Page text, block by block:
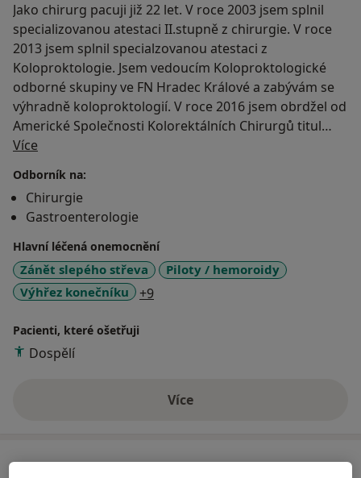
Jako chirurg pacuji již 22 let. V roce 2003 jsem splnil
specializovanou atestaci II.stupně z chirurgie. V roce
2013 jsem splnil specialzovanou atestaci z
Koloproktologie. Jsem vedoucím Koloproktologické
odborné skupiny ve FN Hradec Králové a zabývám se
výhradně koloproktologií. V roce 2016 jsem obrdžel od
Americké Společnosti Kolorektálních Chirurgů titul
International fellow (FASCRS)
Více
Odborník na:
Chirurgie
Gastroenterologie
Hlavní léčená onemocnění
Zánět slepého střeva
Piloty / hemoroidy
Výhřez konečníku
+9a11y_sr_more_diseases
Pacienti, které ošetřuji
Dospělí
Víceo zkušenostech
Ceník